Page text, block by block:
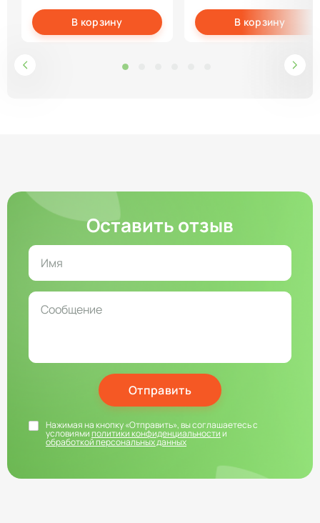
В корзину В корзину
Оставить отзыв
Отправить
Нажимая на кнопку «Отправить», вы соглашаетесь с
условиямиполитики конфиденциальностии
обработкой персональных данных